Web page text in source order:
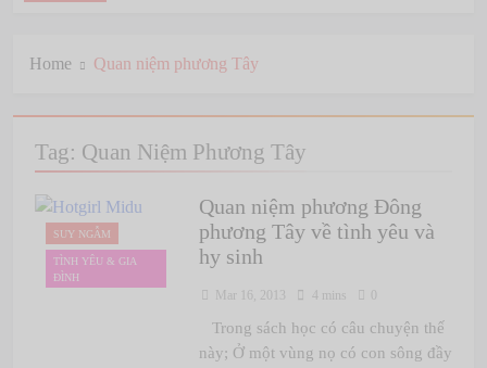
Home Quan niệm phương Tây
Tag: Quan Niệm Phương Tây
SUY NGẪM
TÌNH YÊU & GIA
ĐÌNH
Quan niệm phương Đông
phương Tây về tình yêu và
hy sinh
Mar 16, 2013 4 mins
Trong sách học có câu chuyện thế
này; Ở một vùng nọ có con sông đầy